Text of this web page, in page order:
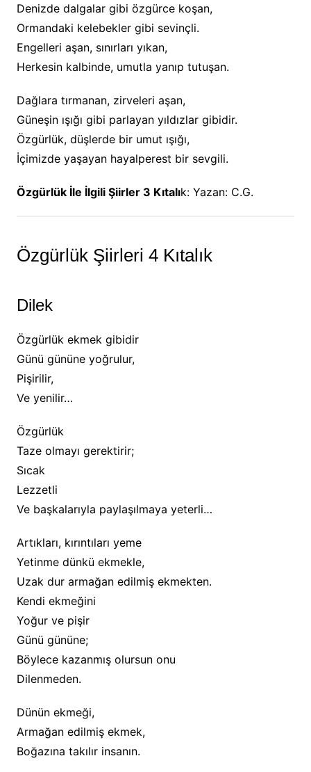
Denizde dalgalar gibi özgürce koşan,
Ormandaki kelebekler gibi sevinçli.
Engelleri aşan, sınırları yıkan,
Herkesin kalbinde, umutla yanıp tutuşan.
Dağlara tırmanan, zirveleri aşan,
Güneşin ışığı gibi parlayan yıldızlar gibidir.
Özgürlük, düşlerde bir umut ışığı,
İçimizde yaşayan hayalperest bir sevgili.
Özgürlük İle İlgili Şiirler 3 Kıtalık: Yazan: C.G.
Özgürlük Şiirleri 4 Kıtalık
Dilek
Özgürlük ekmek gibidir
Günü gününe yoğrulur,
Pişirilir,
Ve yenilir…
Özgürlük
Taze olmayı gerektirir;
Sıcak
Lezzetli
Ve başkalarıyla paylaşılmaya yeterli…
Artıkları, kırıntıları yeme
Yetinme dünkü ekmekle,
Uzak dur armağan edilmiş ekmekten.
Kendi ekmeğini
Yoğur ve pişir
Günü gününe;
Böylece kazanmış olursun onu
Dilenmeden.
Dünün ekmeği,
Armağan edilmiş ekmek,
Boğazına takılır insanın.